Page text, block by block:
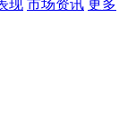
现 市场资讯 更多